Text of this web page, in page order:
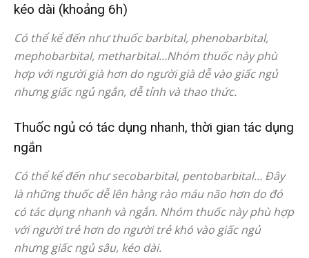
kéo dài (khoảng 6h)
Có thể kể đến như thuốc barbital, phenobarbital,
mephobarbital, metharbital…Nhóm thuốc này phù
hợp với người già hơn do người già dễ vào giấc ngủ
nhưng giấc ngủ ngắn, dễ tỉnh và thao thức.
Thuốc ngủ có tác dụng nhanh, thời gian tác dụng
ngắn
Có thể kể đến như secobarbital, pentobarbital… Đây
là những thuốc dễ lên hàng rào máu não hơn do đó
có tác dụng nhanh và ngắn. Nhóm thuốc này phù hợp
với người trẻ hơn do người trẻ khó vào giấc ngủ
nhưng giấc ngủ sâu, kéo dài.